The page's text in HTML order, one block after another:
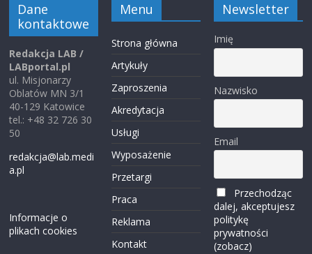
Dane
kontaktowe
Redakcja LAB /
LABportal.pl
ul. Misjonarzy
Oblatów MN 3/1
40-129 Katowice
tel.: +48 32 726 30
50
redakcja@lab.medi
a.pl
Informacje o
plikach cookies
Menu
Strona główna
Artykuły
Zaproszenia
Akredytacja
Usługi
Wyposażenie
Przetargi
Praca
Reklama
Kontakt
Newsletter
Imię
Nazwisko
Email
Przechodząc
dalej, akceptujesz
politykę
prywatności
(zobacz)